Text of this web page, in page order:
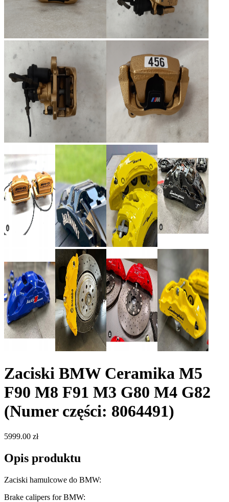
Zaciski BMW Ceramika M5
F90 M8 F91 M3 G80 M4 G82
(Numer części: 8064491)
5999.00 zł
Opis produktu
Zaciski hamulcowe do BMW:
Brake calipers for BMW: